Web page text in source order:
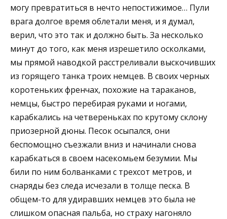
могу превратиться в нечто непостижимое… Пули
врага долгое время облетали меня, и я думал,
верил, что это так и должно быть. За несколько
минут до того, как меня изрешетило осколками,
мы прямой наводкой расстреливали выскочивших
из горящего танка троих немцев. В своих черных
коротеньких френчах, похожие на тараканов,
немцы, быстро перебирая руками и ногами,
карабкались на четвереньках по крутому склону
приозерной дюны. Песок осыпался, они
беспомощно съезжали вниз и начинали снова
карабкаться в своем насекомьем безумии. Мы
били по ним болванками с трехсот метров, и
снаряды без следа исчезали в толще песка. В
общем-то для удиравших немцев это была не
слишком опасная пальба, но страху нагоняло